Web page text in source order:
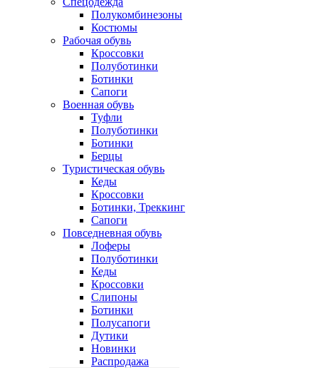
Полукомбинезоны
Костюмы
Рабочая обувь
Кроссовки
Полуботинки
Ботинки
Сапоги
Военная обувь
Туфли
Полуботинки
Ботинки
Берцы
Туристическая обувь
Кеды
Кроссовки
Ботинки, Треккинг
Сапоги
Повседневная обувь
Лоферы
Полуботинки
Кеды
Кроссовки
Слипоны
Ботинки
Полусапоги
Дутики
Новинки
Распродажа